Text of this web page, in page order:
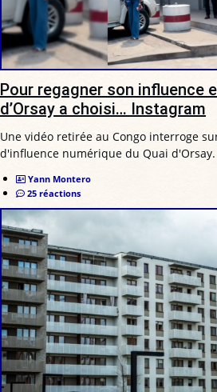
Pour regagner son influence
d’Orsay a choisi… Instagram
Une vidéo retirée au Congo interroge
d'influence numérique du Quai d'Orsay.
Yann Montero
25 réactions